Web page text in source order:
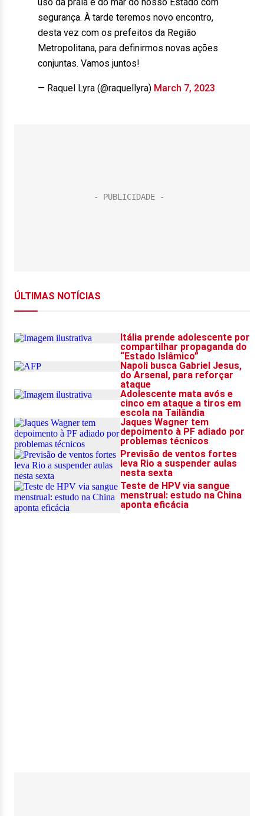
uso da praia e do mar do nosso Estado com
segurança. À tarde teremos novo encontro,
desta vez com os prefeitos da Região
Metropolitana, para definirmos novas ações
conjuntas. Vamos juntos!
— Raquel Lyra (@raquellyra) March 7, 2023